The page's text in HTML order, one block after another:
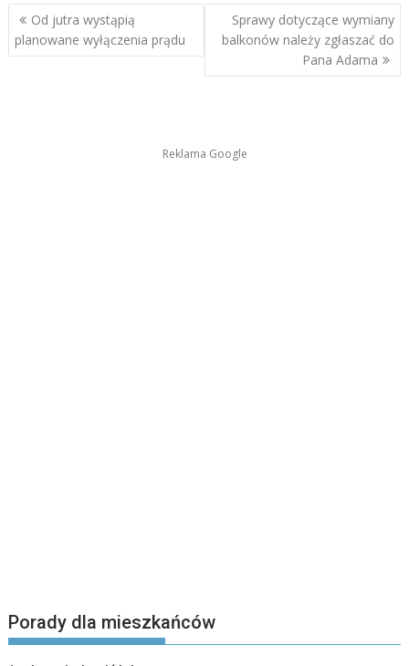
Nawigacja
wpisu
Od jutra wystąpią
planowane wyłączenia prądu
Sprawy dotyczące wymiany
balkonów należy zgłaszać do
Pana Adama
Reklama Google
Porady dla mieszkańców